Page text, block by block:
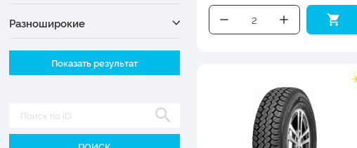
Разноширокие
Ширина
Диаметр
Показать результат